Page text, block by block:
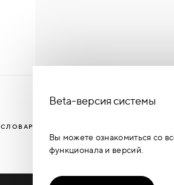
СЛОВАРЬ ТЕРМИНОВ
Beta-версия системы
Вы можете ознакомиться со
функционала и версий.